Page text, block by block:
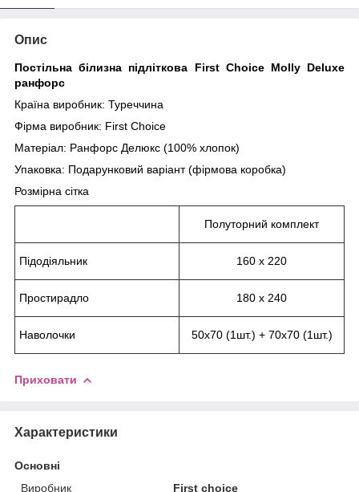
Опис
Постільна білизна підліткова First Сhoice Molly Deluxe
ранфорс
Країна виробник: Туреччина
Фірма виробник: First Сhoice
Матеріал: Ранфорс Делюкс (100% хлопок)
Упаковка: Подарунковий варіант (фірмова коробка)
Розмірна сітка
Полуторний комплект
Підодіяльник 160 х 220
Простирадло 180 х 240
Наволочки 50х70 (1шт.) + 70х70 (1шт.)
Приховати
Характеристики
Основні
Виробник
First choice